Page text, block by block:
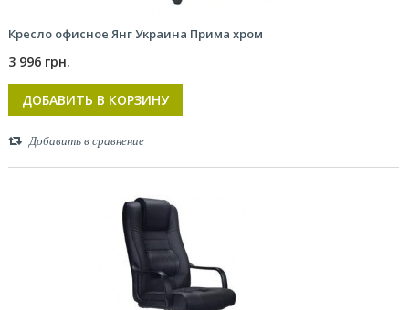
Кресло офисное Янг Украина Прима хром
3 996 грн.
ДОБАВИТЬ В КОРЗИНУ
Добавить в сравнение